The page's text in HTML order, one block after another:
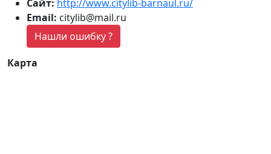
Сайт: http://www.citylib-barnaul.ru/
Email: citylib@mail.ru
Нашли ошибку ?
Карта